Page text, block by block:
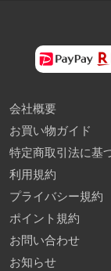
会社概要
お買い物ガイド
特定商取引法に基
利用規約
プライバシー規約
ポイント規約
お問い合わせ
お知らせ